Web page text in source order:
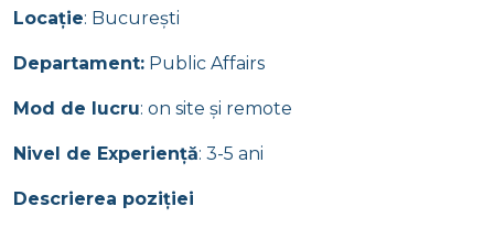
Locație: București
Departament: Public Affairs
Mod de lucru: on site și remote
Nivel de Experiență: 3-5 ani
Descrierea poziției